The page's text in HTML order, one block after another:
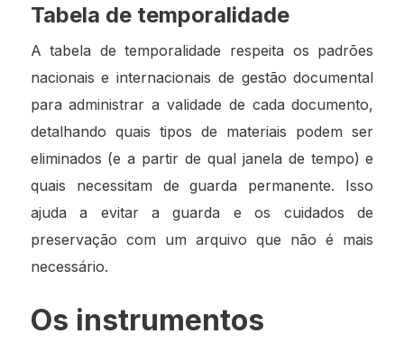
Tabela de temporalidade
A tabela de temporalidade respeita os padrões
nacionais e internacionais de gestão documental
para administrar a validade de cada documento,
detalhando quais tipos de materiais podem ser
eliminados (e a partir de qual janela de tempo) e
quais necessitam de guarda permanente. Isso
ajuda a evitar a guarda e os cuidados de
preservação com um arquivo que não é mais
necessário.
Os instrumentos